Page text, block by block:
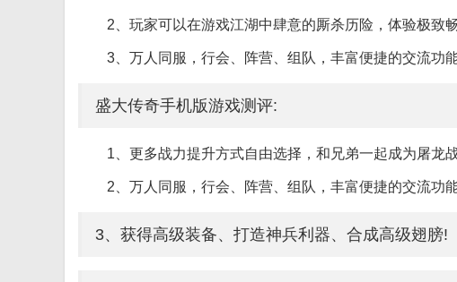
2、玩家可以在游戏江湖中肆意的厮杀历险，体验极致
3、万人同服，行会、阵营、组队，丰富便捷的交流功
盛大传奇手机版游戏测评:
1、更多战力提升方式自由选择，和兄弟一起成为屠龙
2、万人同服，行会、阵营、组队，丰富便捷的交流功
3、获得高级装备、打造神兵利器、合成高级翅膀!